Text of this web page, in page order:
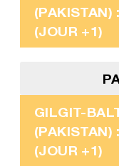
(PAKISTAN)
(JOUR +1)
GILGIT-
(PAKISTAN)
(JOUR +1)